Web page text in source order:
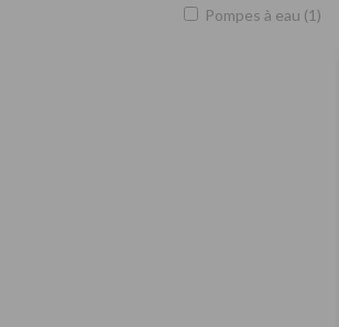
Pompes à eau (1)